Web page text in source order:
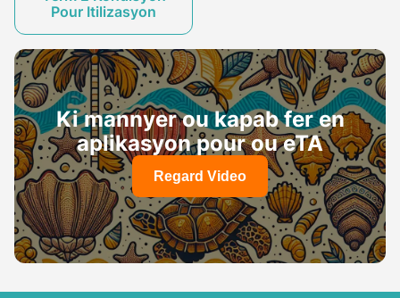
Pour Itilizasyon
Ki mannyer ou kapab fer en
aplikasyon pour ou eTA
Regard Video